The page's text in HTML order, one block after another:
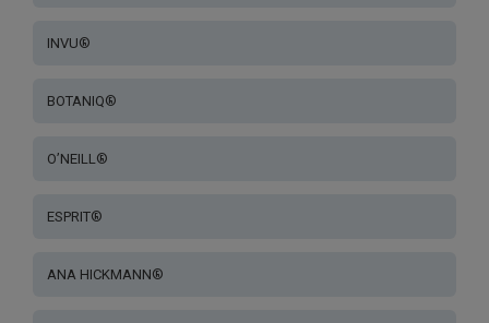
INVU®
BOTANIQ®
O’NEILL®
ESPRIT®
ANA HICKMANN®